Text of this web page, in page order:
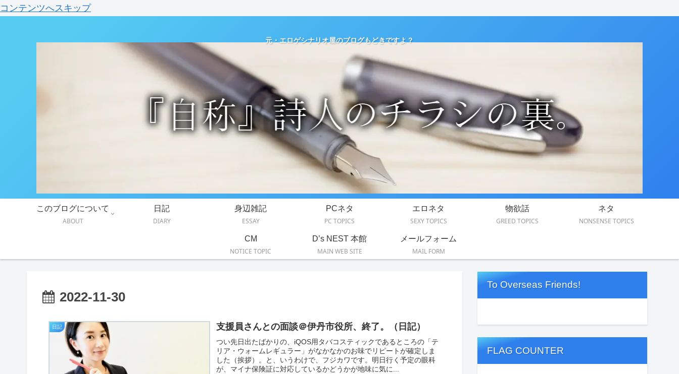
コンテンツへスキップ
元・エロゲシナリオ屋のブログもどきですよ？
このブログについて
ABOUT
日記
DIARY
身辺雑記
ESSAY
PCネタ
PC TOPICS
エロネタ
SEXY TOPICS
物欲話
GREED TOPICS
ネタ
NONSENSE TOPICS
CM
NOTICE TOPIC
D’s NEST 本館
MAIN WEB SITE
メールフォーム
MAIL FORM
2022-11-30
日記 支援員さんとの面談＠伊丹市役所、終了。（日記）
つい先日出たばかりの、iQOS用タバコスティックであるところの「テ
リア・ウォームレギュラー」がなかなかのお味でリピートが確定しま
した（挨拶）。と、いうわけで、フジカワです。明日行く予定の眼科
が、マイナ保険証に対応しているかどうかが地味に気に...
To Overseas Friends!
FLAG COUNTER